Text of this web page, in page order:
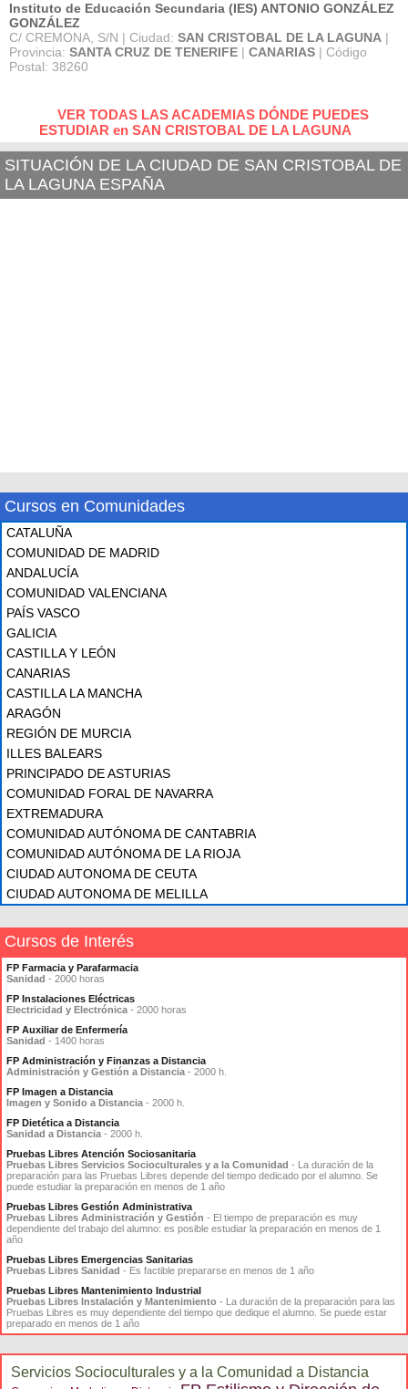
Instituto de Educación Secundaria (IES) ANTONIO GONZÁLEZ
GONZÁLEZ
C/ CREMONA, S/N | Ciudad: SAN CRISTOBAL DE LA LAGUNA |
Provincia: SANTA CRUZ DE TENERIFE | CANARIAS | Código
Postal: 38260
VER TODAS LAS ACADEMIAS DÓNDE PUEDES
ESTUDIAR en SAN CRISTOBAL DE LA LAGUNA
SITUACIÓN DE LA CIUDAD DE SAN CRISTOBAL DE
LA LAGUNA ESPAÑA
Cursos en Comunidades
CATALUÑA
COMUNIDAD DE MADRID
ANDALUCÍA
COMUNIDAD VALENCIANA
PAÍS VASCO
GALICIA
CASTILLA Y LEÓN
CANARIAS
CASTILLA LA MANCHA
ARAGÓN
REGIÓN DE MURCIA
ILLES BALEARS
PRINCIPADO DE ASTURIAS
COMUNIDAD FORAL DE NAVARRA
EXTREMADURA
COMUNIDAD AUTÓNOMA DE CANTABRIA
COMUNIDAD AUTÓNOMA DE LA RIOJA
CIUDAD AUTONOMA DE CEUTA
CIUDAD AUTONOMA DE MELILLA
Cursos de Interés
FP Farmacia y Parafarmacia
Sanidad - 2000 horas
FP Instalaciones Eléctricas
Electricidad y Electrónica - 2000 horas
FP Auxiliar de Enfermería
Sanidad - 1400 horas
FP Administración y Finanzas a Distancia
Administración y Gestión a Distancia - 2000 h.
FP Imagen a Distancia
Imagen y Sonido a Distancia - 2000 h.
FP Dietética a Distancia
Sanidad a Distancia - 2000 h.
Pruebas Libres Atención Sociosanitaria
Pruebas Libres Servicios Socioculturales y a la Comunidad - La duración de la
preparación para las Pruebas Libres depende del tiempo dedicado por el alumno. Se
puede estudiar la preparación en menos de 1 año
Pruebas Libres Gestión Administrativa
Pruebas Libres Administración y Gestión - El tiempo de preparación es muy
dependiente del trabajo del alumno: es posible estudiar la preparación en menos de 1
año
Pruebas Libres Emergencias Sanitarias
Pruebas Libres Sanidad - Es factible prepararse en menos de 1 año
Pruebas Libres Mantenimiento Industrial
Pruebas Libres Instalación y Mantenimiento - La duración de la preparación para las
Pruebas Libres es muy dependiente del tiempo que dedique el alumno. Se puede estar
preparado en menos de 1 año
Servicios Socioculturales y a la Comunidad a Distancia